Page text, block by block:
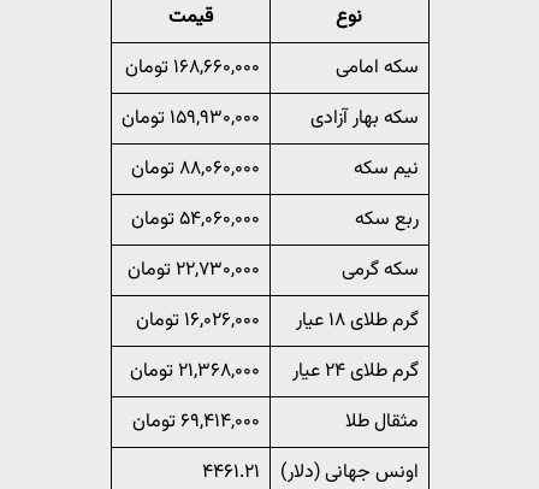
نوع
قیمت
سکه امامی
۱۶۸,۶۶۰,۰۰۰ تومان
سکه بهار آزادی
۱۵۹,۹۳۰,۰۰۰ تومان
نیم سکه
۸۸,۰۶۰,۰۰۰ تومان
ربع سکه
۵۴,۰۶۰,۰۰۰ تومان
سکه گرمی
۲۲,۷۳۰,۰۰۰ تومان
گرم طلای ۱۸ عیار
۱۶,۰۲۶,۰۰۰ تومان
گرم طلای ۲۴ عیار
۲۱,۳۶۸,۰۰۰ تومان
مثقال طلا
۶۹,۴۱۴,۰۰۰ تومان
اونس جهانی (دلار)
۴۴۶۱.۲۱